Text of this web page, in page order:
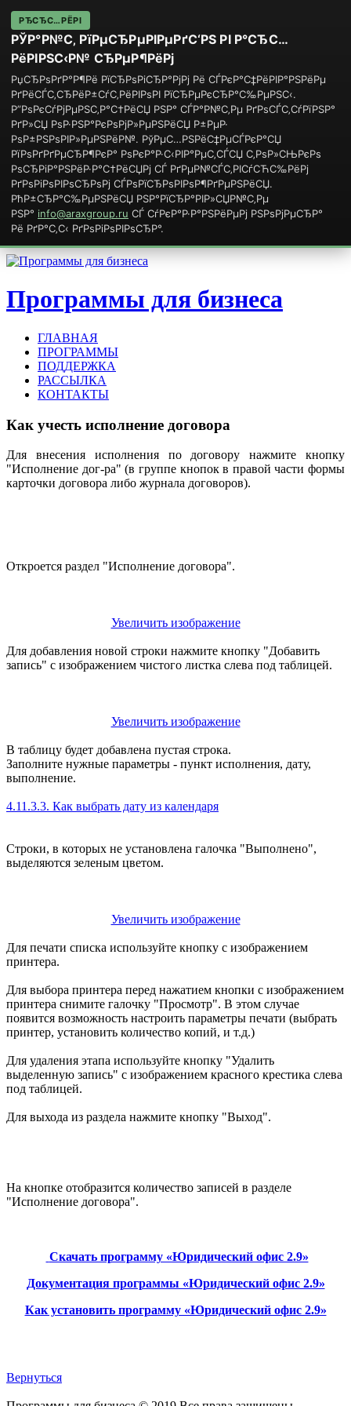
РЂСЂС…РЁРІ
РЎР°Р№С‚ РїРµСЂРµРІРµРґС‘РЅ РІ Р°СЂС…
РёРІРЅС‹Р№ СЂРµР¶РёРј
РџСЂРѕРґР°Р¶Рё РїСЂРѕРіСЂР°РјРј Рё СЃРєР°С‡РёРІР°РЅРёРµ
РґРёСЃС‚СЂРёР±СѓС‚РёРІРѕРІ РїСЂРµРєСЂР°С‰РµРЅС‹.
Р”РѕРєСѓРјРµРЅС‚Р°С†РёСЏ РЅР° СЃР°Р№С‚Рµ РґРѕСЃС‚СѓРїРЅР°
РґР»СЏ РѕР·РЅР°РєРѕРјР»РµРЅРёСЏ Р±РµР·
РѕР±РЅРѕРІР»РµРЅРёР№. РўРµС…РЅРёС‡РµСЃРєР°СЏ
РїРѕРґРґРµСЂР¶РєР° РѕРєР°Р·С‹РІР°РµС‚СЃСЏ С‚РѕР»СЊРєРѕ
РѕСЂРіР°РЅРёР·Р°С†РёСЏРј СЃ РґРµР№СЃС‚РІСѓСЋС‰РёРј
РґРѕРіРѕРІРѕСЂРѕРј СЃРѕРїСЂРѕРІРѕР¶РґРµРЅРёСЏ.
РћР±СЂР°С‰РµРЅРёСЏ РЅР°РїСЂР°РІР»СЏР№С‚Рµ
РЅР° info@araxgroup.ru СЃ СѓРєР°Р·Р°РЅРёРµРј РЅРѕРјРµСЂР°
Рё РґР°С‚С‹ РґРѕРіРѕРІРѕСЂР°.
Программы для бизнеса
ГЛАВНАЯ
ПРОГРАММЫ
ПОДДЕРЖКА
РАССЫЛКА
КОНТАКТЫ
Как учесть исполнение договора
Для внесения исполнения по договору нажмите кнопку
"Исполнение дог-ра" (в группе кнопок в правой части формы
карточки договора либо журнала договоров).
Откроется раздел "Исполнение договора".
Увеличить изображение
Для добавления новой строки нажмите кнопку "Добавить
запись" с изображением чистого листка слева под таблицей.
Увеличить изображение
В таблицу будет добавлена пустая строка.
Заполните нужные параметры - пункт исполнения, дату,
выполнение.
4.11.3.3. Как выбрать дату из календаря
Строки, в которых не установлена галочка "Выполнено",
выделяются зеленым цветом.
Увеличить изображение
Для печати списка используйте кнопку с изображением
принтера.
Для выбора принтера перед нажатием кнопки с изображением
принтера снимите галочку "Просмотр". В этом случае
появится возможность настроить параметры печати (выбрать
принтер, установить количество копий, и т.д.)
Для удаления этапа используйте кнопку "Удалить
выделенную запись" с изображением красного крестика слева
под таблицей.
Для выхода из раздела нажмите кнопку "Выход".
На кнопке отобразится количество записей в разделе
"Исполнение договора".
Скачать программу «Юридический офис 2.9»
Документация программы «Юридический офис 2.9»
Как установить программу «Юридический офис 2.9»
Вернуться